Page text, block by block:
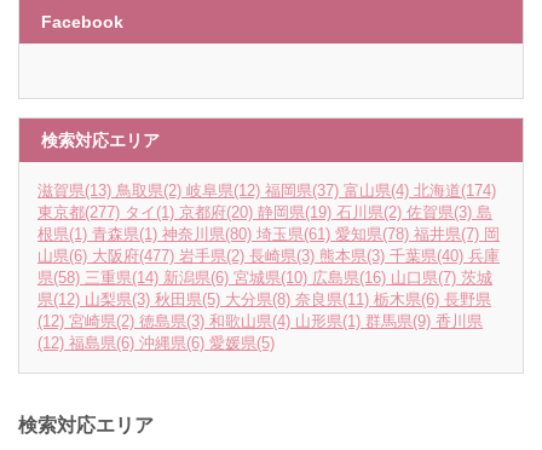
Facebook
検索対応エリア
滋賀県(13) 鳥取県(2) 岐阜県(12) 福岡県(37) 富山県(4) 北海道(174)
東京都(277) タイ (1) 京都府(20) 静岡県(19) 石川県(2) 佐賀県(3) 島
根県(1) 青森県(1) 神奈川県(80) 埼玉県(61) 愛知県(78) 福井県(7) 岡
山県(6) 大阪府(477) 岩手県(2) 長崎県(3) 熊本県(3) 千葉県(40) 兵庫
県(58) 三重県(14) 新潟県(6) 宮城県(10) 広島県(16) 山口県(7) 茨城
県(12) 山梨県(3) 秋田県(5) 大分県(8) 奈良県(11) 栃木県(6) 長野県
(12) 宮崎県(2) 徳島県(3) 和歌山県(4) 山形県(1) 群馬県(9) 香川県
(12) 福島県(6) 沖縄県(6) 愛媛県(5)
検索対応エリア